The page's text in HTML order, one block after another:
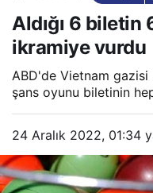
Aldığı 6 biletin
ikramiye vurdu
ABD'de Vietnam gazisi
şans oyunu biletinin
24 Aralık 2022, 01:34